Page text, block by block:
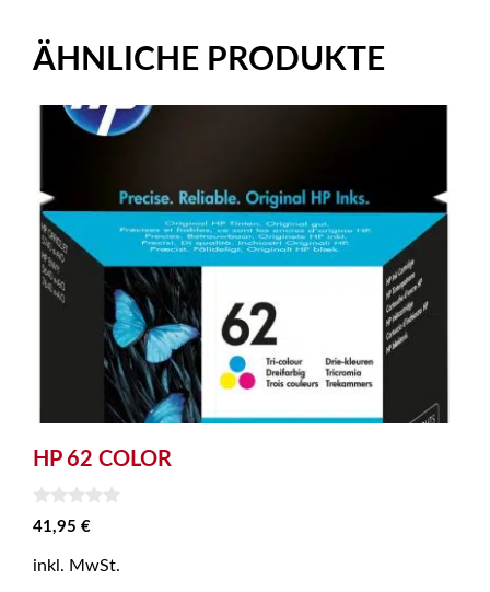
ÄHNLICHE PRODUKTE
HP 62 COLOR
0
v
n
41,95 €
inkl. MwSt.